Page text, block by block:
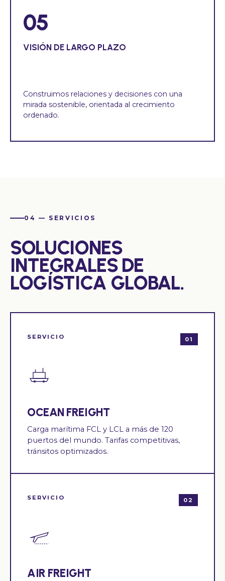
05
VISIÓN DE LARGO PLAZO
Construimos relaciones y decisiones con una
mirada sostenible, orientada al crecimiento
ordenado.
04 — SERVICIOS
SOLUCIONES
INTEGRALES DE
LOGÍSTICA GLOBAL.
SERVICIO 01
OCEAN FREIGHT
Carga marítima FCL y LCL a más de 120
puertos del mundo. Tarifas competitivas,
tránsitos optimizados.
SERVICIO 02
AIR FREIGHT